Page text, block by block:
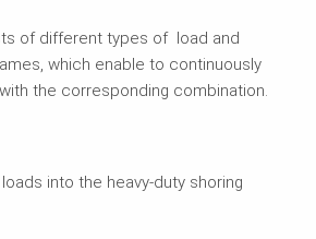
of different types of load and
which enable to continuously
the corresponding combination.
into the heavy-duty shoring